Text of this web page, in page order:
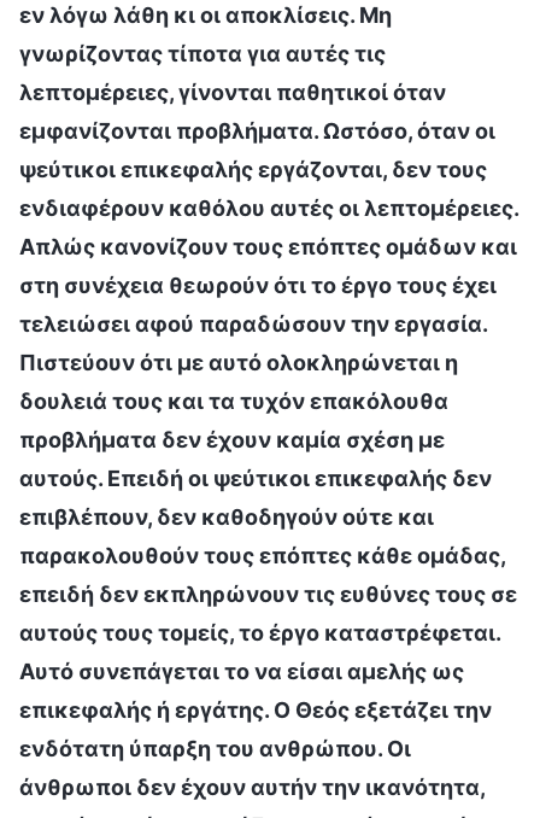
εν λόγω λάθη κι οι αποκλίσεις. Μη
γνωρίζοντας τίποτα για αυτές τις
λεπτομέρειες, γίνονται παθητικοί όταν
εμφανίζονται προβλήματα. Ωστόσο, όταν οι
ψεύτικοι επικεφαλής εργάζονται, δεν τους
ενδιαφέρουν καθόλου αυτές οι λεπτομέρειες.
Απλώς κανονίζουν τους επόπτες ομάδων και
στη συνέχεια θεωρούν ότι το έργο τους έχει
τελειώσει αφού παραδώσουν την εργασία.
Πιστεύουν ότι με αυτό ολοκληρώνεται η
δουλειά τους και τα τυχόν επακόλουθα
προβλήματα δεν έχουν καμία σχέση με
αυτούς. Επειδή οι ψεύτικοι επικεφαλής δεν
επιβλέπουν, δεν καθοδηγούν ούτε και
παρακολουθούν τους επόπτες κάθε ομάδας,
επειδή δεν εκπληρώνουν τις ευθύνες τους σε
αυτούς τους τομείς, το έργο καταστρέφεται.
Αυτό συνεπάγεται το να είσαι αμελής ως
επικεφαλής ή εργάτης. Ο Θεός εξετάζει την
ενδότατη ύπαρξη του ανθρώπου. Οι
άνθρωποι δεν έχουν αυτήν την ικανότητα,